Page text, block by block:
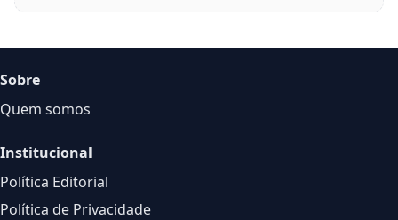
Sobre
Quem somos
Institucional
Política Editorial
Política de Privacidade